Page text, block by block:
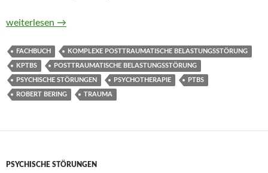
Kompendium Traumafolgen. Verlauf, Behandlung und
weiterlesen →
FACHBUCH KOMPLEXE POSTTRAUMATISCHE BELASTUNGSSTÖRUNG
KPTBS POSTTRAUMATISCHE BELASTUNGSSTÖRUNG
PSYCHISCHE STÖRUNGEN PSYCHOTHERAPIE PTBS
ROBERT BERING TRAUMA
PSYCHISCHE STÖRUNGEN